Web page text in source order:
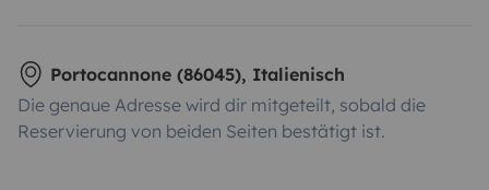
Portocannone (86045), Italienisch
Die genaue Adresse wird dir mitgeteilt, sobald die
Reservierung von beiden Seiten bestätigt ist.